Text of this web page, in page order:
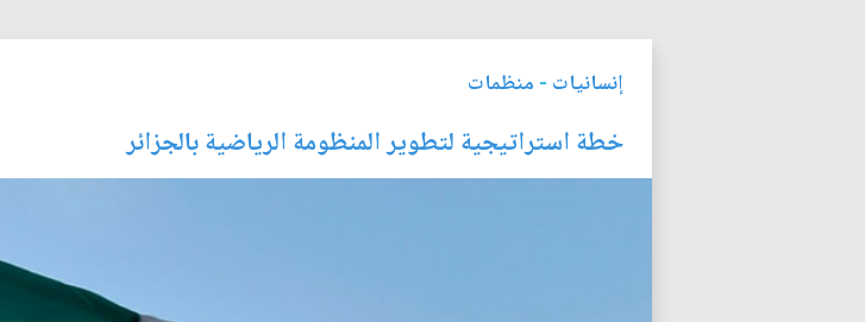
إنسانيات - منظمات
خطة استراتيجية لتطوير المنظومة الرياضية بالجزائر